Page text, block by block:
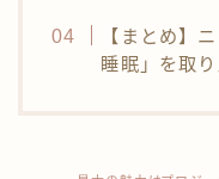
【まとめ】
睡眠」を取